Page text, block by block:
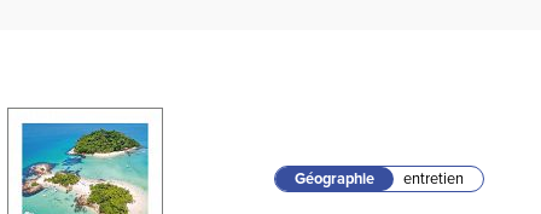
Géographie entretien